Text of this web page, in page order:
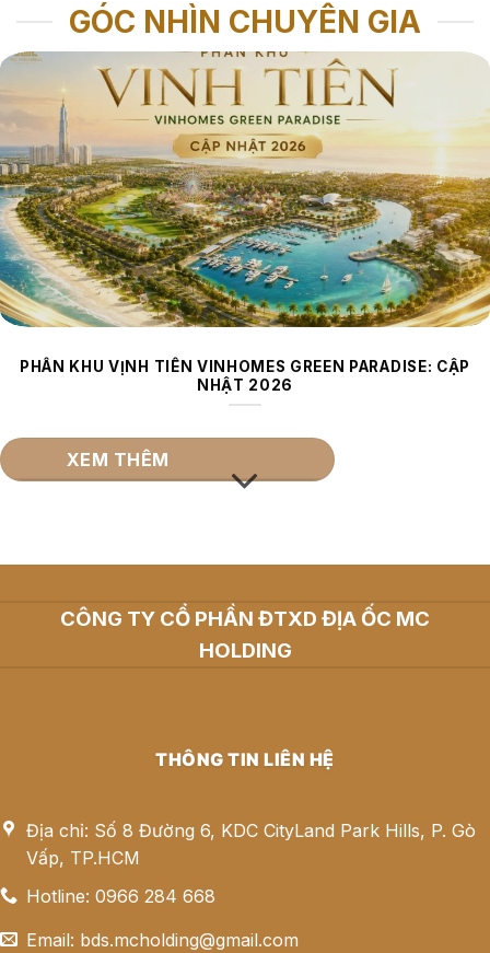
GÓC NHÌN CHUYÊN GIA
PHÂN KHU VỊNH TIÊN VINHOMES GREEN PARADISE: CẬP
NHẬT 2026
XEM THÊM
CÔNG TY CỔ PHẦN ĐTXD ĐỊA ỐC MC
HOLDING
THÔNG TIN LIÊN HỆ
Địa chỉ: Số 8 Đường 6, KDC CityLand Park Hills, P. Gò
Vấp, TP.HCM
Hotline: 0966 284 668
Email: bds.mcholding@gmail.com